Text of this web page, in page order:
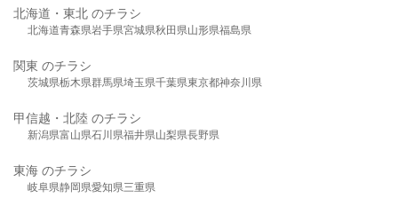
北海道・東北 のチラシ
北海道青森県岩手県宮城県秋田県山形県福島県
関東 のチラシ
茨城県栃木県群馬県埼玉県千葉県東京都神奈川県
甲信越・北陸 のチラシ
新潟県富山県石川県福井県山梨県長野県
東海 のチラシ
岐阜県静岡県愛知県三重県